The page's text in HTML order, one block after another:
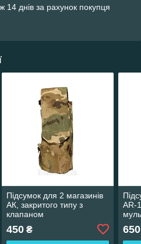
днів за рахунок покупця
Підсумок для 2 магазинів
АК, закритого типу з
клапаном
450₴
AR-
650